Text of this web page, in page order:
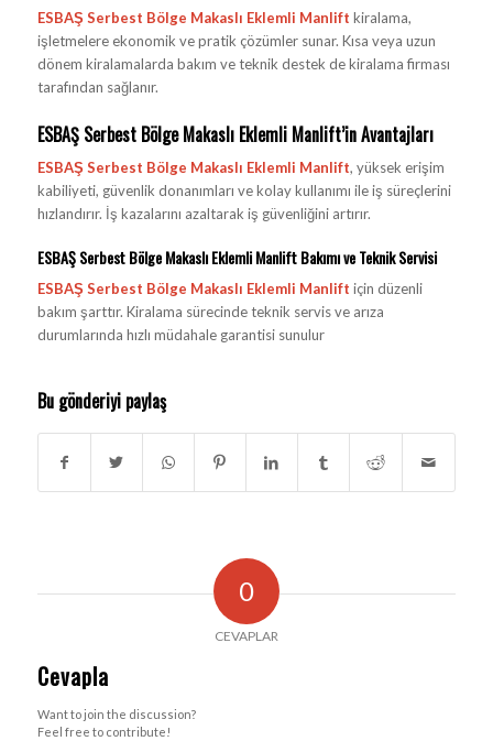
ESBAŞ Serbest Bölge Makaslı Eklemli Manlift kiralama,
işletmelere ekonomik ve pratik çözümler sunar. Kısa veya uzun
dönem kiralamalarda bakım ve teknik destek de kiralama firması
tarafından sağlanır.
ESBAŞ Serbest Bölge Makaslı Eklemli Manlift’in Avantajları
ESBAŞ Serbest Bölge Makaslı Eklemli Manlift, yüksek erişim
kabiliyeti, güvenlik donanımları ve kolay kullanımı ile iş süreçlerini
hızlandırır. İş kazalarını azaltarak iş güvenliğini artırır.
ESBAŞ Serbest Bölge Makaslı Eklemli Manlift Bakımı ve Teknik Servisi
ESBAŞ Serbest Bölge Makaslı Eklemli Manlift için düzenli
bakım şarttır. Kiralama sürecinde teknik servis ve arıza
durumlarında hızlı müdahale garantisi sunulur
Bu gönderiyi paylaş
0
CEVAPLAR
Cevapla
Want to join the discussion?
Feel free to contribute!